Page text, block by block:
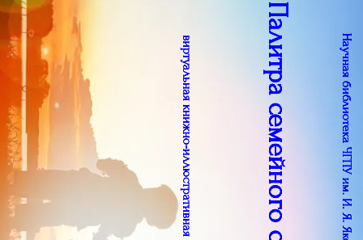
Научная библиотека ЧГПУ им. И. Я. Яковлева
Палитра семейного счастья
виртуальная книжно-иллюстративная выставка